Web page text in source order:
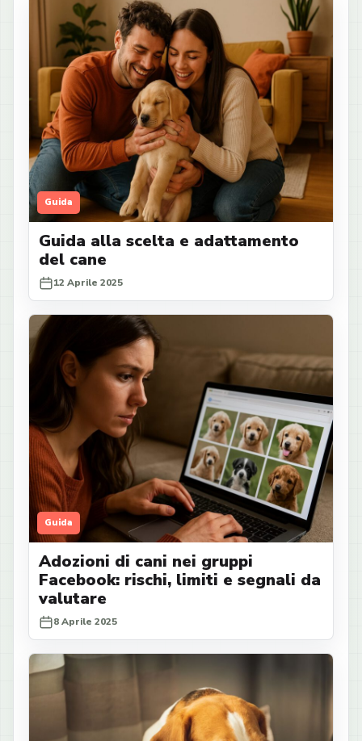
Guida
Guida alla scelta e adattamento
del cane
12 Aprile 2025
Guida
Adozioni di cani nei gruppi
Facebook: rischi, limiti e segnali da
valutare
8 Aprile 2025